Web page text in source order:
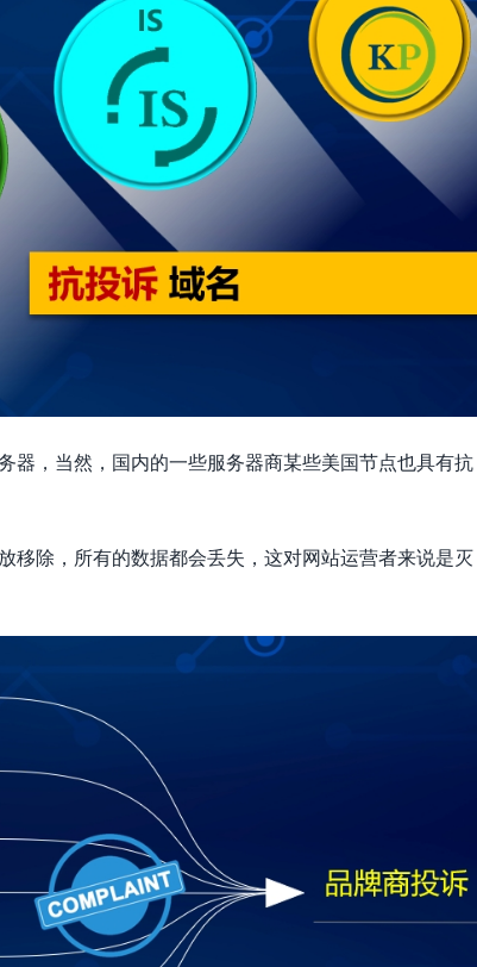
器，当然，国内的一些服务器商某些美国节点也具有抗
移除，所有的数据都会丢失，这对网站运营者来说是灭